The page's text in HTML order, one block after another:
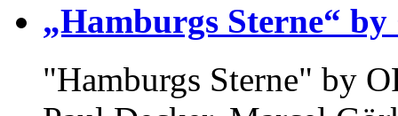
„Hamburgs Sterne“
"Hamburgs Sterne" by